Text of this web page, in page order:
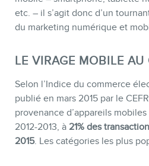
etc. – il s’agit donc d’un
du marketing numérique et
LE VIRAGE MOBILE AU
Selon l’Indice du commerce
publié en mars 2015 par le
provenance d’appareils
2012-2013, à 21% des
2015. Les catégories les plus